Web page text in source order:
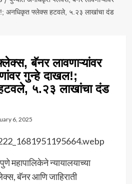
अनधिकृत फ्लेक्स हटवले, ५.२३ लाखांचा दंड
बॅनर लावणाऱ्यांवर
गुन्हे दाखल!;
५.२३ लाखांचा दंड
6, 2025
पुणे महापालिकेने न्यायालयाच्या
बॅनर आणि जाहिराती